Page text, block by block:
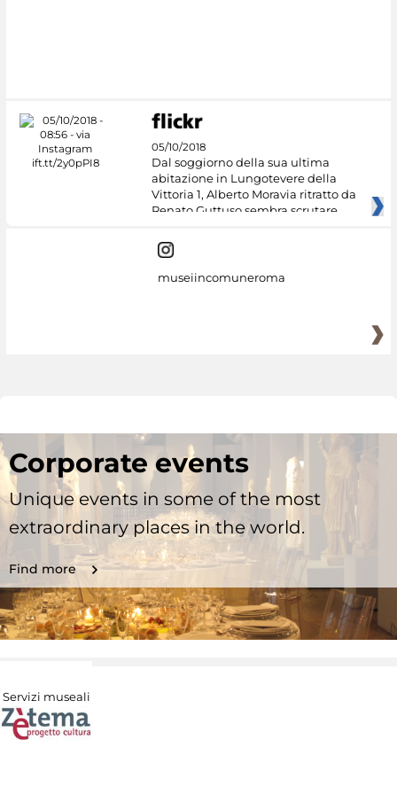
05/10/2018
Dal soggiorno della sua ultima
abitazione in Lungotevere della
Vittoria 1, Alberto Moravia ritratto da
Renato Guttuso sembra scrutare
museiincomuneroma
Corporate events
Unique events in some of the most
extraordinary places in the world.
Find more
Servizi museali